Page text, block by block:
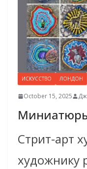
ИСКУССТВО ЛОНДОН
October 15, 2025
Стрит-арт
художнику